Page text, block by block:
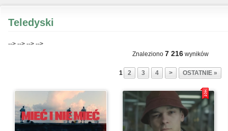
Teledyski
--> --> --> -->
Znaleziono 7 216 wyników
1 2 3 4 > OSTATNIE »